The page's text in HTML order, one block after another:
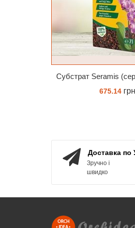
675.14
Доставка по
Зручно і
швидко